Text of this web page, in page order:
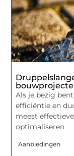
Als je bezig
efficiëntie en
meest
optimaliseren
Aanbiedingen